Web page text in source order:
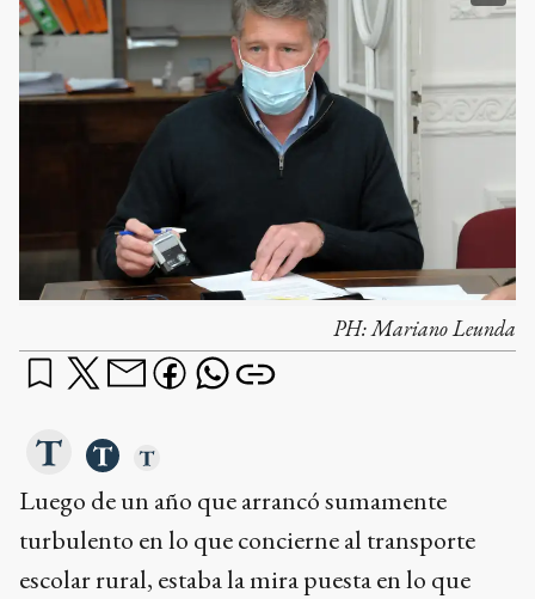
PH:Mariano Leunda
Luego de un año que arrancó sumamente
turbulento en lo que concierne al transporte
escolar rural, estaba la mira puesta en lo que